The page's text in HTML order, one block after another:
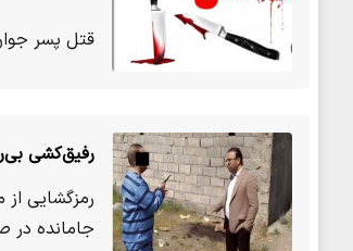
قتل پسر
رفیق‌کشی
رمزگشایی
جامانده در